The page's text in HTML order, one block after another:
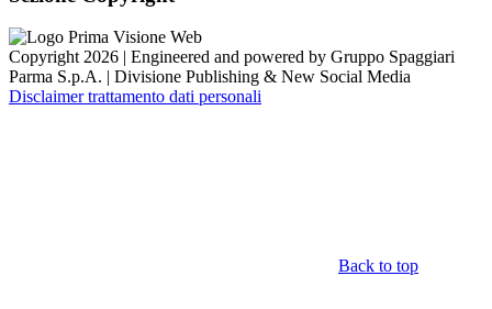
Copyright 2026 | Engineered and powered by Gruppo Spaggiari
Parma S.p.A. | Divisione Publishing & New Social Media
Disclaimer trattamento dati personali
Back to top